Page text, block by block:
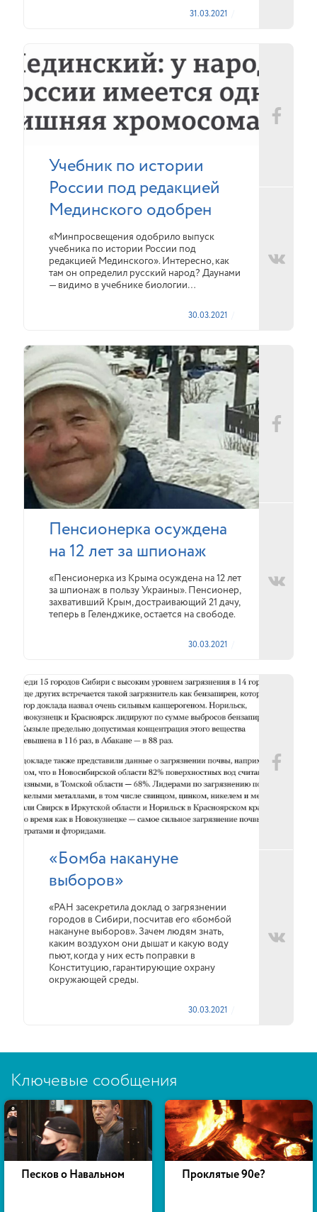
31.03.2021
Учебник по истории
России под редакцией
Мединского одобрен
«Минпросвещения одобрило выпуск
учебника по истории России под
редакцией Мединского». Интересно, как
там он определил русский народ? Даунами
— видимо в учебнике биологии…
30.03.2021
Пенсионерка осуждена
на 12 лет за шпионаж
«Пенсионерка из Крыма осуждена на 12 лет
за шпионаж в пользу Украины». Пенсионер,
захвативший Крым, достраивающий 21 дачу,
теперь в Геленджике, остается на свободе.
30.03.2021
«Бомба накануне
выборов»
«РАН засекретила доклад о загрязнении
городов в Сибири, посчитав его «бомбой
накануне выборов». Зачем людям знать,
каким воздухом они дышат и какую воду
пьют, когда у них есть поправки в
Конституцию, гарантирующие охрану
окружающей среды.
30.03.2021
Ключевые сообщения
Песков о Навальном Проклятые 90е?